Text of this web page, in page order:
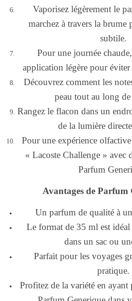
Vaporisez légèrement le
marchez à travers la
subtile.
Pour une journée
application légère pour éviter
Découvrez comment les
peau tout au long
Rangez le flacon dans un
de la lumière
Pour une expérience
« Lacoste Challenge » avec
Parfum
Avantages de Parfum
Un parfum de qualité à
Le format de 35 ml est
dans un sac ou
Parfait pour les voyages
pratique.
Profitez de la variété en ayant